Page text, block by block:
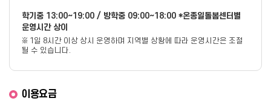
학기중 13:00~19:00 / 방학중 09:00~18:00 *온종일돌봄센터별
운영시간 상이
※ 1일 8시간 이상 상시 운영하며 지역별 상황에 따라 운영시간은 조절
될 수 있습니다.
이용요금